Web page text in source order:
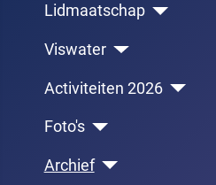
Lidmaatschap
Viswater
Activiteiten 2026
Foto's
Archief